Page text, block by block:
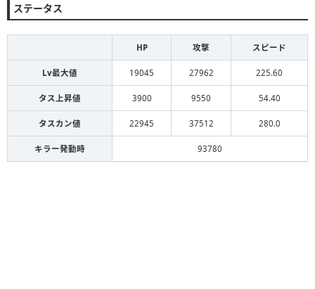
ステータス
HP 攻撃 スピード
Lv最大値 19045 27962 225.60
タス上昇値 3900 9550 54.40
タスカン値 22945 37512 280.0
キラー発動時 93780